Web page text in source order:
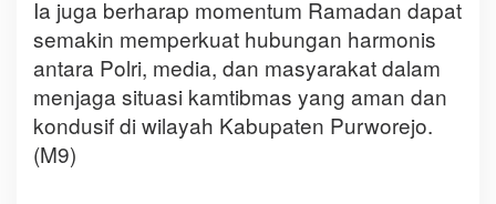
Ia juga berharap momentum Ramadan dapat
semakin memperkuat hubungan harmonis
antara Polri, media, dan masyarakat dalam
menjaga situasi kamtibmas yang aman dan
kondusif di wilayah Kabupaten Purworejo.
(M9)